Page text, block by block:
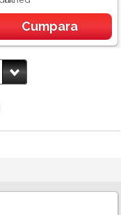
Cumpara